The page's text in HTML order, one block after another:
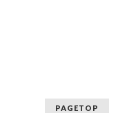
PAGETOP